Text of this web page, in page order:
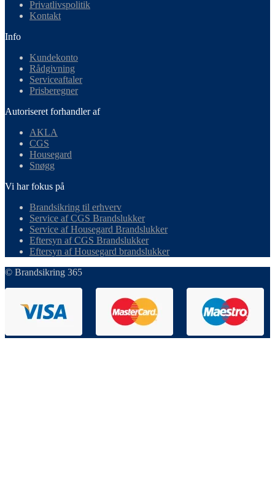
Privatlivspolitik
Kontakt
Info
Kundekonto
Rådgivning
Serviceaftaler
Prisberegner
Autoriseret forhandler af
AKLA
CGS
Housegard
Snøgg
Vi har fokus på
Brandsikring til erhverv
Service af CGS Brandslukker
Service af Housegard Brandslukker
Eftersyn af CGS Brandslukker
Eftersyn af Housegard brandslukker
© Brandsikring 365